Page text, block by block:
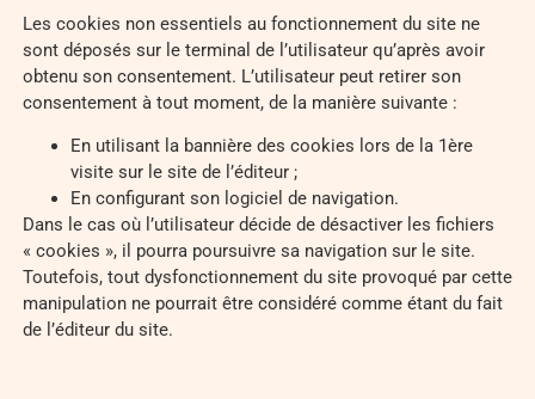
Les cookies non essentiels au fonctionnement du site ne
sont déposés sur le terminal de l’utilisateur qu’après avoir
obtenu son consentement. L’utilisateur peut retirer son
consentement à tout moment, de la manière suivante :
En utilisant la bannière des cookies lors de la 1ère
visite sur le site de l’éditeur ;
En configurant son logiciel de navigation.
Dans le cas où l’utilisateur décide de désactiver les fichiers
« cookies », il pourra poursuivre sa navigation sur le site.
Toutefois, tout dysfonctionnement du site provoqué par cette
manipulation ne pourrait être considéré comme étant du fait
de l’éditeur du site.